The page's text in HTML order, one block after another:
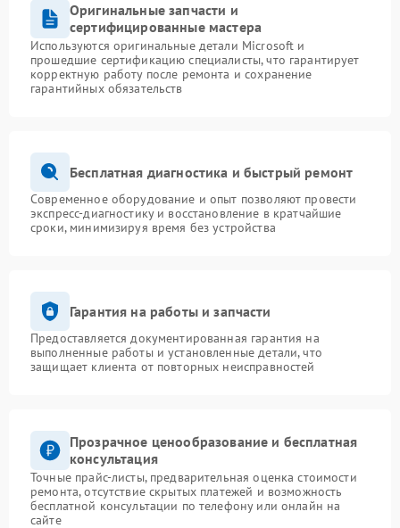
Оригинальные запчасти и
сертифицированные мастера
Используются оригинальные детали Microsoft и
прошедшие сертификацию специалисты, что гарантирует
корректную работу после ремонта и сохранение
гарантийных обязательств
Бесплатная диагностика и быстрый ремонт
Современное оборудование и опыт позволяют провести
экспресс-диагностику и восстановление в кратчайшие
сроки, минимизируя время без устройства
Гарантия на работы и запчасти
Предоставляется документированная гарантия на
выполненные работы и установленные детали, что
защищает клиента от повторных неисправностей
Прозрачное ценообразование и бесплатная
консультация
Точные прайс-листы, предварительная оценка стоимости
ремонта, отсутствие скрытых платежей и возможность
бесплатной консультации по телефону или онлайн на
сайте